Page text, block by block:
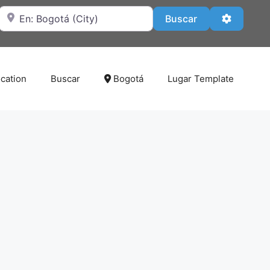
de BuscarBuscar
Buscar Bogotá Lugar Template